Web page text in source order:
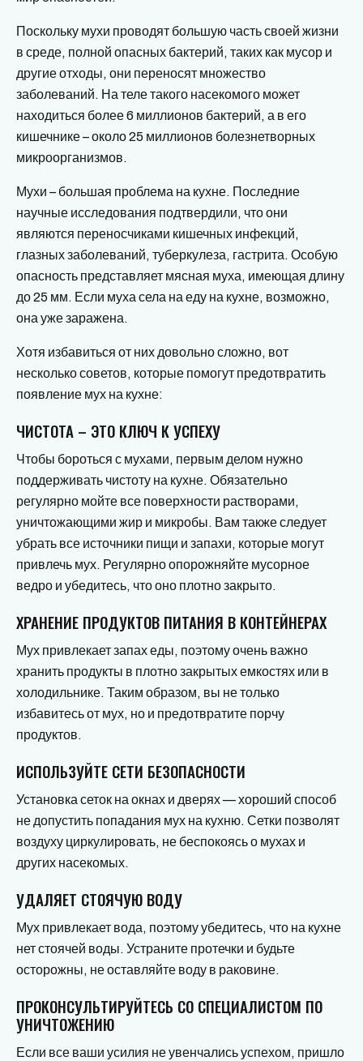
Поскольку мухи проводят большую часть своей жизни
в среде, полной опасных бактерий, таких как мусор и
другие отходы, они переносят множество
заболеваний. На теле такого насекомого может
находиться более 6 миллионов бактерий, а в его
кишечнике – около 25 миллионов болезнетворных
микроорганизмов.
Мухи – большая проблема на кухне. Последние
научные исследования подтвердили, что они
являются переносчиками кишечных инфекций,
глазных заболеваний, туберкулеза, гастрита. Особую
опасность представляет мясная муха, имеющая длину
до 25 мм. Если муха села на еду на кухне, возможно,
она уже заражена.
Хотя избавиться от них довольно сложно, вот
несколько советов, которые помогут предотвратить
появление мух на кухне:
ЧИСТОТА – ЭТО КЛЮЧ К УСПЕХУ
Чтобы бороться с мухами, первым делом нужно
поддерживать чистоту на кухне. Обязательно
регулярно мойте все поверхности растворами,
уничтожающими жир и микробы. Вам также следует
убрать все источники пищи и запахи, которые могут
привлечь мух. Регулярно опорожняйте мусорное
ведро и убедитесь, что оно плотно закрыто.
ХРАНЕНИЕ ПРОДУКТОВ ПИТАНИЯ В КОНТЕЙНЕРАХ
Мух привлекает запах еды, поэтому очень важно
хранить продукты в плотно закрытых емкостях или в
холодильнике. Таким образом, вы не только
избавитесь от мух, но и предотвратите порчу
продуктов.
ИСПОЛЬЗУЙТЕ СЕТИ БЕЗОПАСНОСТИ
Установка сеток на окнах и дверях — хороший способ
не допустить попадания мух на кухню. Сетки позволят
воздуху циркулировать, не беспокоясь о мухах и
других насекомых.
УДАЛЯЕТ СТОЯЧУЮ ВОДУ
Мух привлекает вода, поэтому убедитесь, что на кухне
нет стоячей воды. Устраните протечки и будьте
осторожны, не оставляйте воду в раковине.
ПРОКОНСУЛЬТИРУЙТЕСЬ СО СПЕЦИАЛИСТОМ ПО
УНИЧТОЖЕНИЮ
Если все ваши усилия не увенчались успехом, пришло